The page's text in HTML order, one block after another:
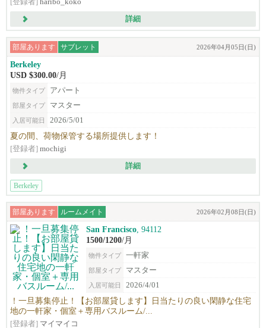
[登録者] haribo_koko
詳細
部屋あります サブレット 2026年04月05日(日)
Berkeley
USD $300.00/月
物件タイプ アパート
部屋タイプ マスター
入居可能日 2026/5/01
夏の間、荷物保管する場所提供します！
[登録者] mochigi
詳細
Berkeley
部屋あります ルームメイト 2026年02月08日(日)
San Francisco , 94112
1500/1200/月
物件タイプ 一軒家
部屋タイプ マスター
入居可能日 2026/4/01
！一旦募集停止！【お部屋貸します】日当たりの良い閑静な住宅
地の一軒家・個室＋専用バスルーム/...
[登録者] マイマイコ